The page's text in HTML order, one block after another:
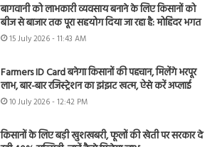
बागवानी को लाभकारी व्यवसाय बनाने के लिए किसानों को
बीज से बाजार तक पूरा सहयोग दिया जा रहा है: मोहिंदर भगत
15 July 2026 - 11:43 AM
Farmers ID Card बनेगा किसानों की पहचान, मिलेंगे भरपूर
लाभ, बार-बार रजिस्ट्रेशन का झंझट खत्म, ऐसे करें अप्लाई
10 July 2026 - 12:42 PM
किसानों के लिए बड़ी खुशखबरी, फूलों की खेती पर सरकार दे